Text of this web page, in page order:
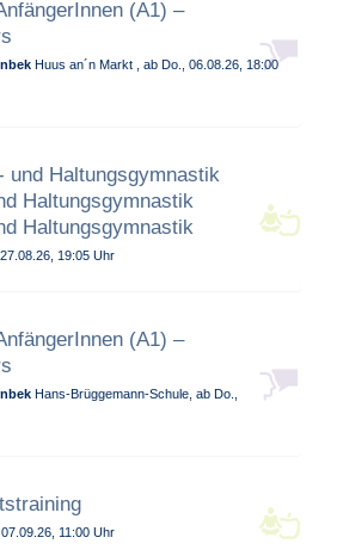
(A1) –
Huus an´n Markt , ab Do., 06.08.26, 18:00
und Haltungsgymnastik
Haltungsgymnastik
Haltungsgymnastik
19:05 Uhr
(A1) –
Hans-Brüggemann-Schule, ab Do.,
11:00 Uhr